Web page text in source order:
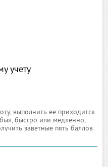
учету
выполнить ее приходится
быстро или медленно,
заветные пять баллов